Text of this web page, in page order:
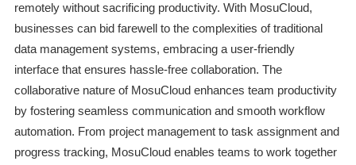
remotely without sacrificing productivity. With MosuCloud,
businesses can bid farewell to the complexities of traditional
data management systems, embracing a user-friendly
interface that ensures hassle-free collaboration. The
collaborative nature of MosuCloud enhances team productivity
by fostering seamless communication and smooth workflow
automation. From project management to task assignment and
progress tracking, MosuCloud enables teams to work together